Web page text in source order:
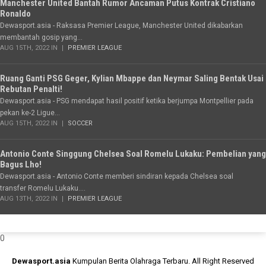
Manchester United Bantah Rumor Ancaman Putus Kontrak Cristiano
Ronaldo
Dewasport.asia - Raksasa Premier League, Manchester United dikabarkan
membantah gosip yang...
AUG 15TH, 2022 IN PREMIER LEAGUE
Ruang Ganti PSG Geger, Kylian Mbappe dan Neymar Saling Bentak Usai
Rebutan Penalti!
Dewasport.asia - PSG mendapat hasil positif ketika berjumpa Montpellier pada
pekan ke-2 Ligue...
AUG 15TH, 2022 IN SOCCER
Antonio Conte Singgung Chelsea Soal Romelu Lukaku: Pembelian yang
Bagus Lho!
Dewasport.asia - Antonio Conte memberi sindiran kepada Chelsea soal
transfer Romelu Lukaku....
AUG 13TH, 2022 IN PREMIER LEAGUE
0
Dewasport.asia Kumpulan Berita Olahraga Terbaru. All Right Reserved